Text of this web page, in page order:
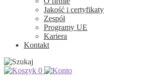
Jakość i certyfikaty
Zespół
Programy UE
Kariera
Kontakt
0